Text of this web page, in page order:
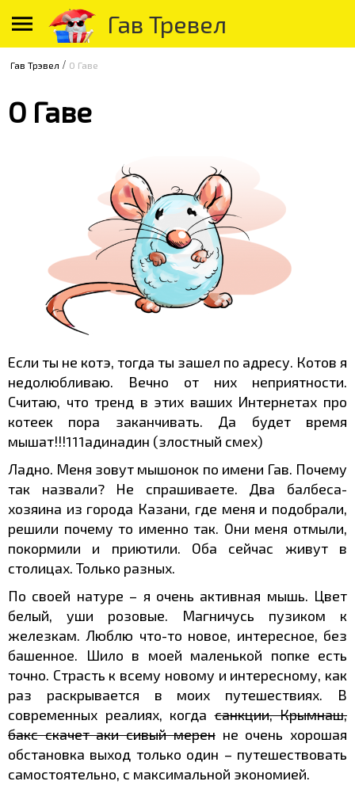
Гав Тревел
Гав Трэвел / О Гаве
О Гаве
Если ты не котэ, тогда ты зашел по адресу. Котов я
недолюбливаю. Вечно от них неприятности.
Считаю, что тренд в этих ваших Интернетах про
котеек пора заканчивать. Да будет время
мышат!!!111адинадин (злостный смех)
Ладно. Меня зовут мышонок по имени Гав. Почему
так назвали? Не спрашиваете. Два балбеса-
хозяина из города Казани, где меня и подобрали,
решили почему то именно так. Они меня отмыли,
покормили и приютили. Оба сейчас живут в
столицах. Только разных.
По своей натуре – я очень активная мышь. Цвет
белый, уши розовые. Магничусь пузиком к
железкам. Люблю что-то новое, интересное, без
башенное. Шило в моей маленькой попке есть
точно. Страсть к всему новому и интересному, как
раз раскрывается в моих путешествиях. В
современных реалиях, когдасанкции, Крымнаш,
бакс скачет аки сивый меренне очень хорошая
обстановка выход только один – путешествовать
самостоятельно, с максимальной экономией.